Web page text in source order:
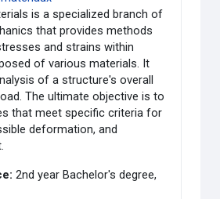
is a specialized branch of
that provides methods
and strains within
of various materials. It
of a structure's overall
The ultimate objective is to
that meet specific criteria for
deformation, and
2nd year Bachelor's degree,